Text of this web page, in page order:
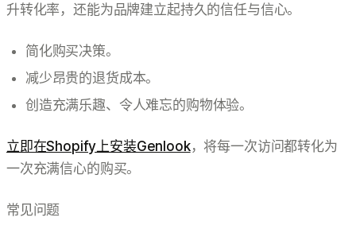
升转化率，还能为品牌建立起持久的信任与信心。
简化购买决策。
减少昂贵的退货成本。
创造充满乐趣、令人难忘的购物体验。
立即在Shopify上安装Genlook，将每一次访问都转化为
一次充满信心的购买。
常见问题